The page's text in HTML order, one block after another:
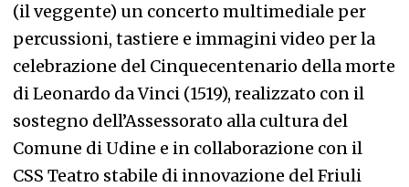
(il veggente) un concerto multimediale per
percussioni, tastiere e immagini video per la
celebrazione del Cinquecentenario della morte
di Leonardo da Vinci (1519), realizzato con il
sostegno dell’Assessorato alla cultura del
Comune di Udine e in collaborazione con il
CSS Teatro stabile di innovazione del Friuli